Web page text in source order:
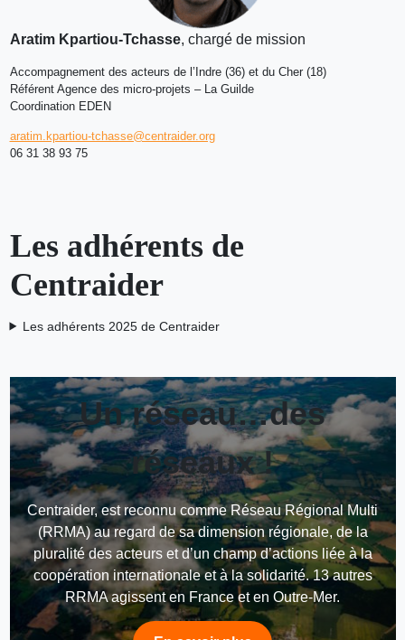
Aratim Kpartiou-Tchasse, chargé de mission
Accompagnement des acteurs de l’Indre (36) et du Cher (18)
Référent Agence des micro-projets – La Guilde
Coordination EDEN
aratim.kpartiou-tchasse@centraider.org
06 31 38 93 75
Les adhérents de
Centraider
Les adhérents 2025 de Centraider
Un réseau…des
réseaux !
Centraider, est reconnu comme Réseau Régional Multi
(RRMA) au regard de sa dimension régionale, de la
pluralité des acteurs et d’un champ d’actions liée à la
coopération internationale et à la solidarité. 13 autres
RRMA agissent en France et en Outre-Mer.